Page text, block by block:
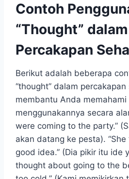
Contoh
“Thought” dalam
Percakapan
Berikut adalah beberapa
“thought” dalam
membantu Anda memahami
menggunakannya secara
were coming to the party.”
akan datang ke pesta).
good idea.” (Dia pikir itu ide
thought about going to the